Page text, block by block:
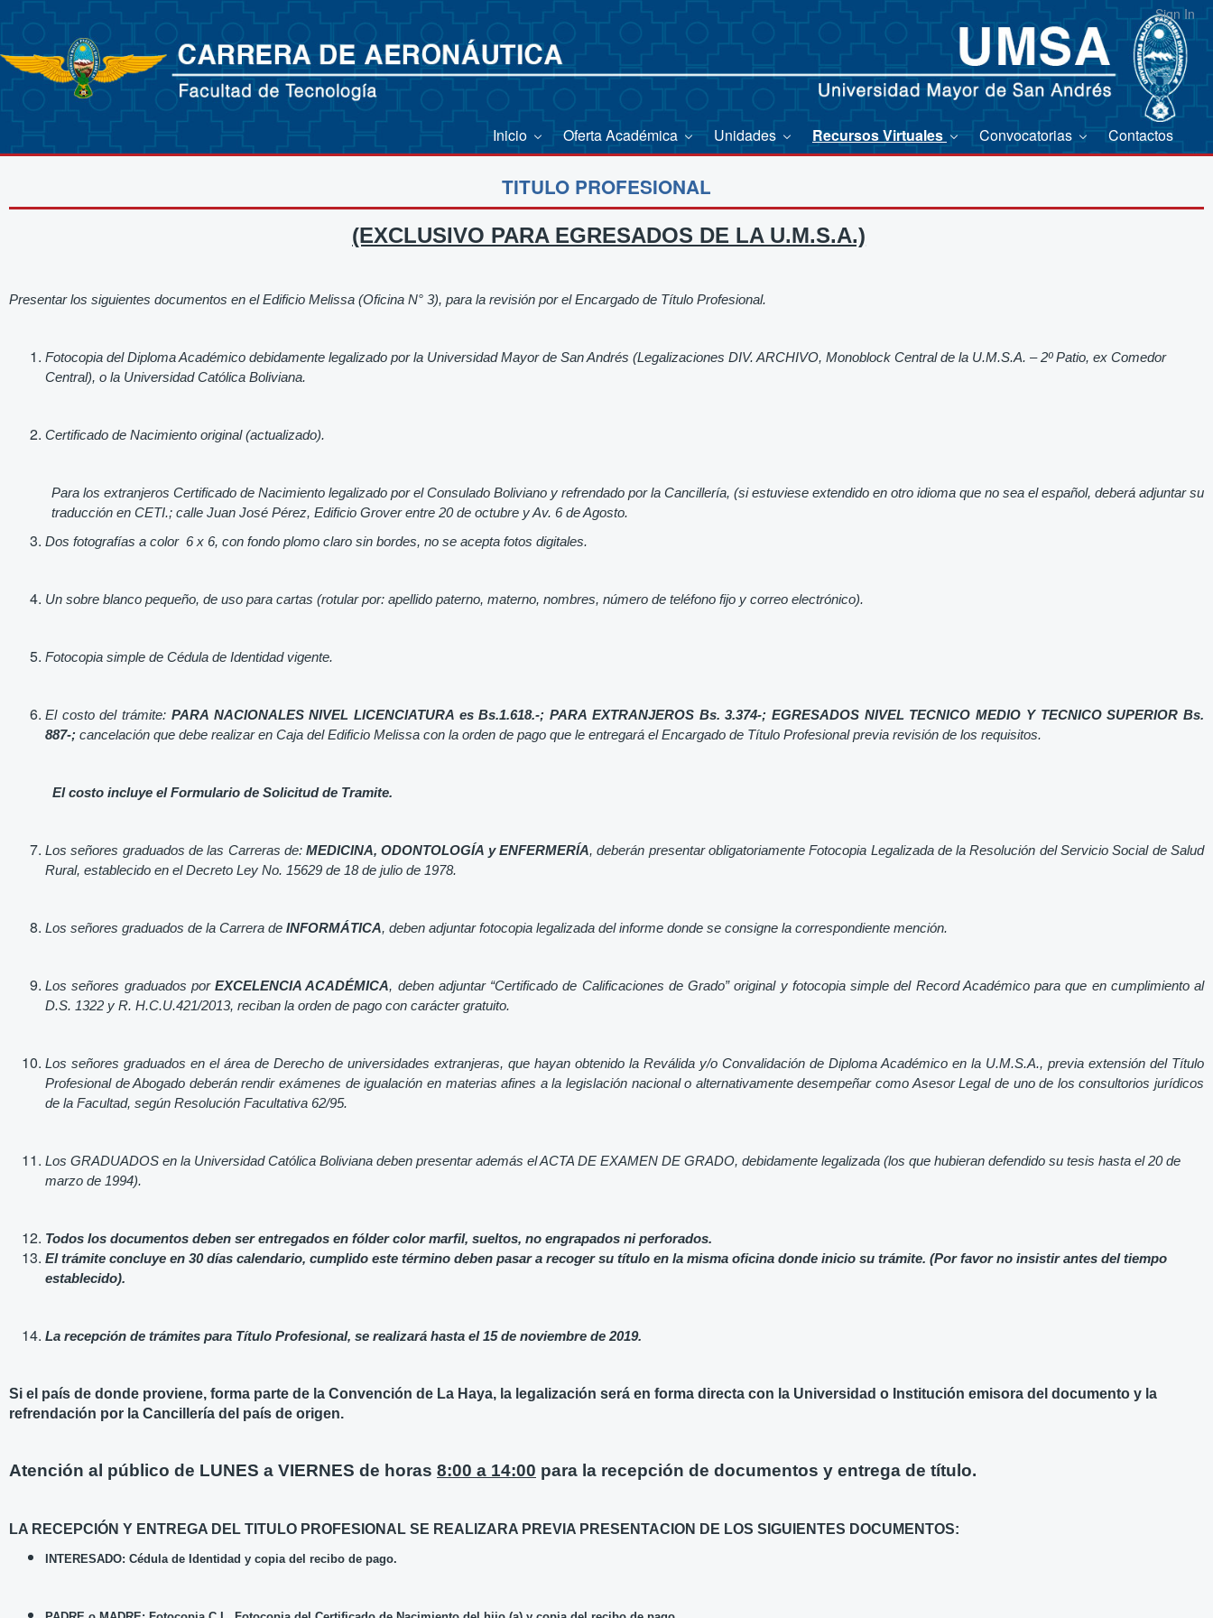
Sign In
Inicio Oferta Académica Unidades Recursos Virtuales Convocatorias Contactos
TITULO PROFESIONAL
(EXCLUSIVO PARA EGRESADOS DE LA U.M.S.A.)
Presentar los siguientes documentos en el Edificio Melissa (Oficina N° 3), para la revisión por el Encargado de Título Profesional.
Fotocopia del Diploma Académico debidamente legalizado por la Universidad Mayor de San Andrés (Legalizaciones DIV. ARCHIVO, Monoblock Central de la U.M.S.A. – 2º Patio, ex Comedor
Central), o la Universidad Católica Boliviana.
Certificado de Nacimiento original (actualizado).
Para los extranjeros Certificado de Nacimiento legalizado por el Consulado Boliviano y refrendado por la Cancillería, (si estuviese extendido en otro idioma que no sea el español, deberá adjuntar su
traducción en CETI.; calle Juan José Pérez, Edificio Grover entre 20 de octubre y Av. 6 de Agosto.
Dos fotografías a color 6 x 6, con fondo plomo claro sin bordes, no se acepta fotos digitales.
Un sobre blanco pequeño, de uso para cartas (rotular por: apellido paterno, materno, nombres, número de teléfono fijo y correo electrónico).
Fotocopia simple de Cédula de Identidad vigente.
El costo del trámite: PARA NACIONALES NIVEL LICENCIATURA es Bs.1.618.-; PARA EXTRANJEROS Bs. 3.374-; EGRESADOS NIVEL TECNICO MEDIO Y TECNICO SUPERIOR Bs.
887-; cancelación que debe realizar en Caja del Edificio Melissa con la orden de pago que le entregará el Encargado de Título Profesional previa revisión de los requisitos.
El costo incluye el Formulario de Solicitud de Tramite.
Los señores graduados de las Carreras de:MEDICINA, ODONTOLOGÍA y ENFERMERÍA, deberán presentar obligatoriamente Fotocopia Legalizada de la Resolución del Servicio Social de Salud
Rural, establecido en el Decreto Ley No. 15629 de 18 de julio de 1978.
Los señores graduados de la Carrera de INFORMÁTICA, deben adjuntar fotocopia legalizada del informe donde se consigne la correspondiente mención.
Los señores graduados por EXCELENCIA ACADÉMICA, deben adjuntar “Certificado de Calificaciones de Grado” original y fotocopia simple del Record Académico para que en cumplimiento al
D.S. 1322 y R. H.C.U.421/2013, reciban la orden de pago con carácter gratuito.
Los señores graduados en el área de Derecho de universidades extranjeras, que hayan obtenido la Reválida y/o Convalidación de Diploma Académico en la U.M.S.A., previa extensión del Título
Profesional de Abogado deberán rendir exámenes de igualación en materias afines a la legislación nacional o alternativamente desempeñar como Asesor Legal de uno de los consultorios jurídicos
de la Facultad, según Resolución Facultativa 62/95.
Los GRADUADOS en la Universidad Católica Boliviana deben presentar además el ACTA DE EXAMEN DE GRADO, debidamente legalizada (los que hubieran defendido su tesis hasta el 20 de
marzo de 1994).
Todos los documentos deben ser entregados en fólder color marfil, sueltos, no engrapados ni perforados.
El trámite concluye en 30 días calendario, cumplido este término deben pasar a recoger su título en la misma oficina donde inicio su trámite. (Por favor no insistir antes del tiempo
establecido).
La recepción de trámites para Título Profesional, se realizará hasta el 15 de noviembre de 2019.
Si el país de donde proviene, forma parte de la Convención de La Haya, la legalización será en forma directa con la Universidad o Institución emisora del documento y la
refrendación por la Cancillería del país de origen.
Atención al público de LUNES a VIERNES de horas 8:00 a 14:00 para la recepción de documentos y entrega de título.
LA RECEPCIÓN Y ENTREGA DEL TITULO PROFESIONAL SE REALIZARA PREVIA PRESENTACION DE LOS SIGUIENTES DOCUMENTOS:
INTERESADO: Cédula de Identidad y copia del recibo de pago.